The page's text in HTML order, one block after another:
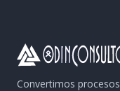
Convertimos